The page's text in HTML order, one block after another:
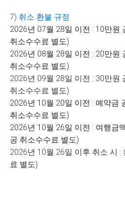
7) 취소 환불 규정
2026년 07월 28일 이전 : 10만원
취소수수료 별도)
2026년 08월 28일 이전 : 20만원
취소수수료 별도)
2026년 09월 28일 이전 : 30만원
취소수수료 별도)
2026년 10월 20일 이전 : 예약금
취소수수료 별도)
2026년 10월 26일 이전 : 여행금
공 취소수수료 별도)
2026년 10월 26일 이후 취소 시 :
료 별도)